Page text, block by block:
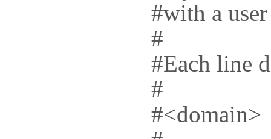
#with a
#
#Each line
#